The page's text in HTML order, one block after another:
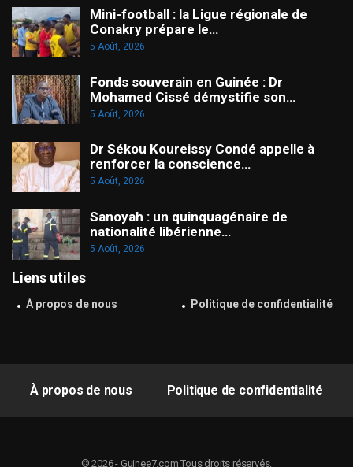
Mini-football : la Ligue régionale de
Conakry prépare le…
5 Août, 2026
Fonds souverain en Guinée : Dr
Mohamed Cissé démystifie son…
5 Août, 2026
Dr Sékou Koureissy Condé appelle à
renforcer la conscience…
5 Août, 2026
Sanoyah : un quinquagénaire de
nationalité libérienne…
5 Août, 2026
Liens utiles
À propos de nous Politique de confidentialité
À propos de nous Politique de confidentialité
© 2026 - Guinee7.com.Tous droits réservés.